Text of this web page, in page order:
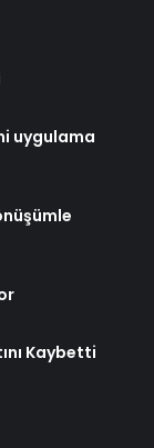
uygulama
Kaybetti